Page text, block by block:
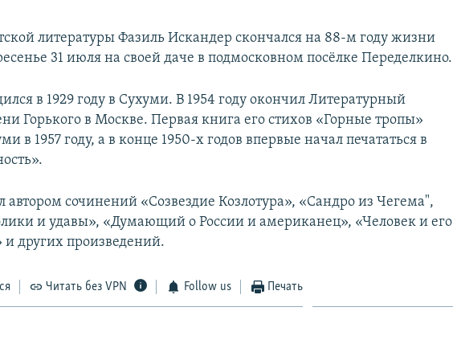
литературы Фазиль Искандер скончался на 88-м году жизни
31 июля на своей даче в подмосковном посёлке Переделкино.
в 1929 году в Сухуми. В 1954 году окончил Литературный
Горького в Москве. Первая книга его стихов «Горные тропы»
в 1957 году, а в конце 1950-х годов впервые начал печататься в
автором сочинений «Созвездие Козлотура», «Сандро из Чегема",
и удавы», «Думающий о России и американец», «Человек и его
и других произведений.
Читать без VPN Follow us Печать